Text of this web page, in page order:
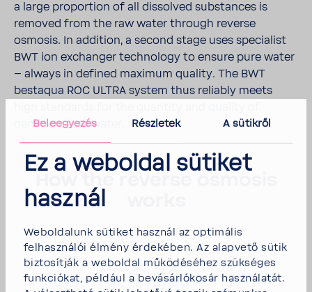
Beleegyezés Részletek A sütikről
Ez a weboldal sütiket
használ
Weboldalunk sütiket használ az optimális
felhasználói élmény érdekében. Az alapvető sütik
biztosítják a weboldal működéséhez szükséges
funkciókat, például a bevásárlókosár használatát.
a large propor­tion of all dissolved substances is
removed from the raw water through reverse
osmosis. In addi­tion, a second stage uses speci­a­list
BWT ion exchanger tech­nology to ensure pure water
– always in defined maximum quality. The BWT
bestaqua ROC ULTRA system thus reli­ably meets
deminer­alized water.